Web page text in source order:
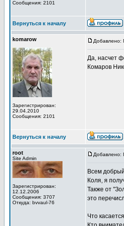
Сообщения: 2101
Вернуться к началу
komarow
Зарегистрирован:
29.04.2010
Сообщения: 2101
Добавлено:
Да, насчет
Комаров
Вернуться к началу
root
Site Admin
Зарегистрирован:
12.12.2006
Сообщения: 3707
Откуда: bvvaul-76
Добавлено:
Всем
Коля, я
Также от
это
Что